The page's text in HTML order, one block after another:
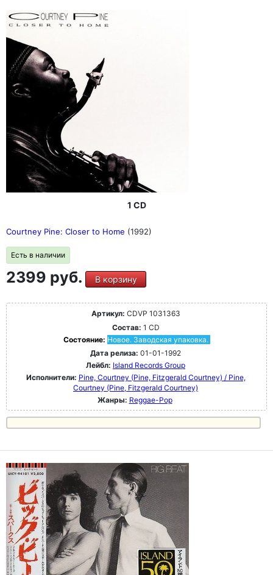
1 CD
Courtney Pine: Closer to Home (1992)
Есть в наличии
2399 руб. В корзину
Артикул: CDVP 1031363
Состав: 1 CD
Состояние: Новое. Заводская упаковка.
Дата релиза: 01-01-1992
Лейбл: Island Records Group
Исполнители: Pine, Courtney (Pine, Fitzgerald Courtney) / Pine,
Courtney (Pine, Fitzgerald Courtney)
Жанры: Reggae-Pop